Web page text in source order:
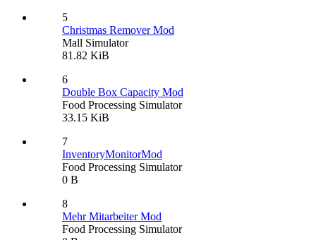
5
Christmas Remover Mod
Mall Simulator
81.82 KiB
6
Double Box Capacity Mod
Food Processing Simulator
33.15 KiB
7
InventoryMonitorMod
Food Processing Simulator
0 B
8
Mehr Mitarbeiter Mod
Food Processing Simulator